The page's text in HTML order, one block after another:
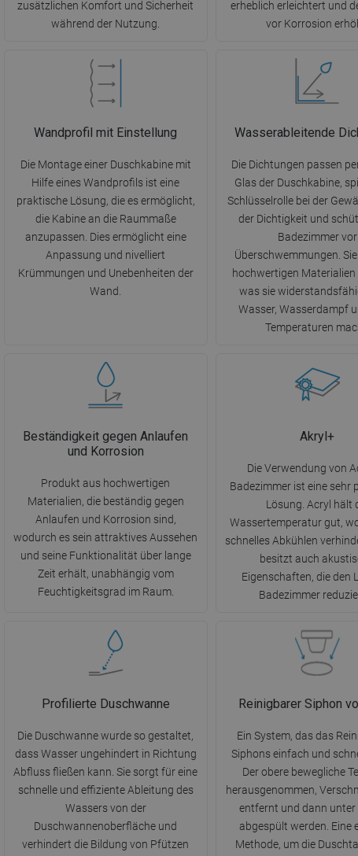
zusätzlichen Komfort und Sicherheit
während der Nutzung.
erheblich erleichtert und
vor Korrosion
Wandprofil mit Einstellung
Die Montage einer Duschkabine mit
Hilfe eines Wandprofils ist eine
praktische Lösung, die es ermöglicht,
die Kabine an die Raummaße
anzupassen. Dies ermöglicht eine
Anpassung und nivelliert
Krümmungen und Unebenheiten der
Wand.
Wasserableitende
Die Dichtungen passen
Glas der Duschkabine,
Schlüsselrolle bei der
der Dichtigkeit und
Badezimmer vor
Überschwemmungen.
hochwertigen
was sie
Wasser, Wasserdampf
Temperaturen
Beständigkeit gegen Anlaufen
und Korrosion
Produkt aus hochwertigen
Materialien, die beständig gegen
Anlaufen und Korrosion sind,
wodurch es sein attraktives Aussehen
und seine Funktionalität über lange
Zeit erhält, unabhängig vom
Feuchtigkeitsgrad im Raum.
Akryl+
Die Verwendung von
Badezimmer ist eine sehr
Lösung. Acryl hält
Wassertemperatur gut,
schnelles Abkühlen
besitzt auch
Eigenschaften, die den
Badezimmer
Profilierte Duschwanne
Die Duschwanne wurde so gestaltet,
dass Wasser ungehindert in Richtung
Abfluss fließen kann. Sie sorgt für eine
schnelle und effiziente Ableitung des
Wassers von der
Duschwannenoberfläche und
verhindert die Bildung von Pfützen
Reinigbarer Siphon
Ein System, das das
Siphons einfach und
Der obere bewegliche
herausgenommen,
entfernt und dann unter
abgespült werden. Eine
Methode, um die